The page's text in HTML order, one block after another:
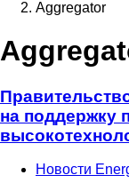
Aggregator
на поддержку
Новости